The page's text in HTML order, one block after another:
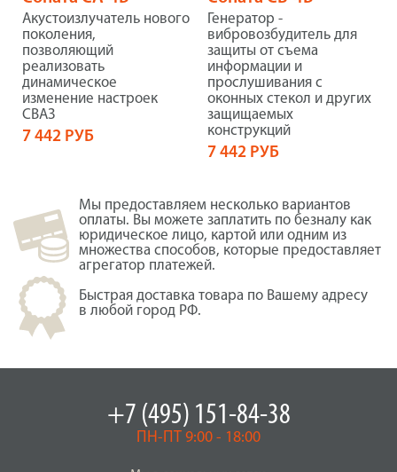
Акустоизлучатель нового
поколения,
позволяющий
реализовать
динамическое
изменение настроек
СВАЗ
7 442 РУБ
Генератор -
вибровозбудитель для
защиты от съема
информации и
прослушивания с
оконных стекол и других
защищаемых
конструкций
7 442 РУБ
Мы предоставляем несколько вариантов
оплаты. Вы можете заплатить по безналу как
юридическое лицо, картой или одним из
множества способов, которые предоставляет
агрегатор платежей.
Быстрая доставка товара по Вашему адресу
в любой город РФ.
+7 (495) 151-84-38
ПН-ПТ 9:00 - 18:00